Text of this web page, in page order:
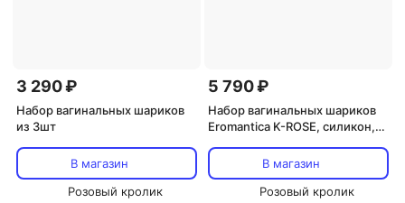
3 290 ₽
Набор вагинальных шариков
из 3шт
В магазин
Розовый кролик
5 790 ₽
Набор вагинальных шариков
Eromantica K-ROSE, силикон,
В магазин
Розовый кролик